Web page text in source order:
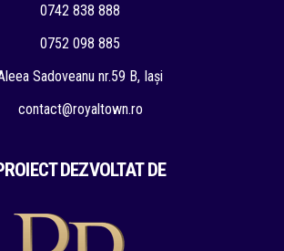
0742 838 888
0752 098 885
Sadoveanu nr.59 B, Iași
contact@royaltown.ro
DEZVOLTAT DE